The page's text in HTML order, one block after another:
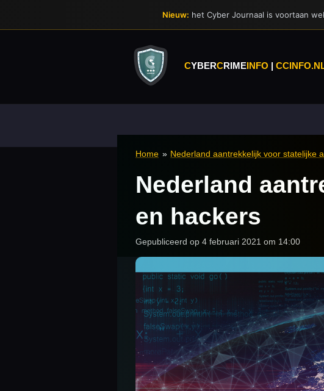
CYBERCRIMEINFO |
Home » Nederland aantrekkelijk voor statelijke
Nederland
en hackers
Gepubliceerd op 4 februari 2021 om 14:00
Nieuw: het Cyber Journaal is voortaan